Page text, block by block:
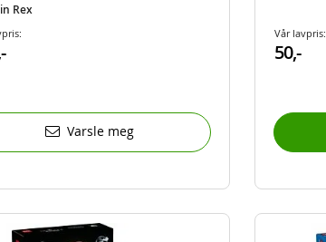
Rex
Varsle meg
Vår lavpris:
50,-